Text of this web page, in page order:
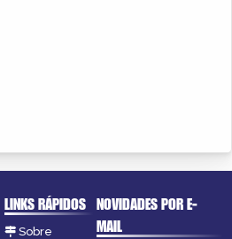
LINKS RÁPIDOS
Sobre
NOVIDADES POR E-
MAIL